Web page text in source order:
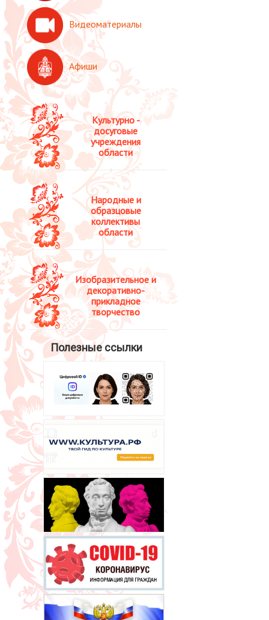
Культурно -
досуговые
учреждения
области
Народные и
образцовые
коллективы
области
Изобразительное и
декоративно-
прикладное
творчество
Полезные ссылки
Видеоматериалы
Афиши